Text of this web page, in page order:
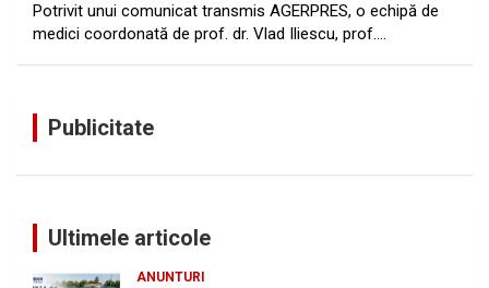
Potrivit unui comunicat transmis AGERPRES, o echipă de
medici coordonată de prof. dr. Vlad Iliescu, prof.…
Publicitate
Ultimele articole
ANUNTURI